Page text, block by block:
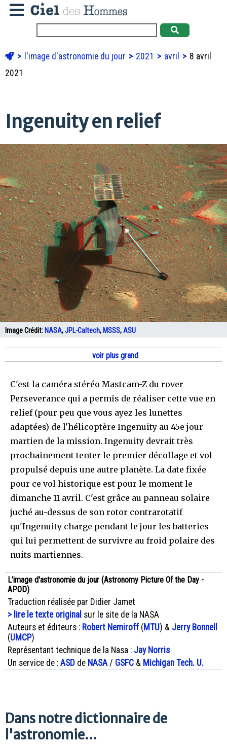
l'image d'astronomie du jour 2021 avril
8 avril
2021
Ingenuity en relief
Image Crédit: NASA,JPL-Caltech, MSSS,ASU
voir plus grand
C'est la caméra stéréo Mastcam-Z du rover
Perseverance qui a permis de réaliser cette vue en
relief (pour peu que vous ayez les lunettes
adaptées) de l'hélicoptère Ingenuity au 45e jour
martien de la mission. Ingenuity devrait très
prochainement tenter le premier décollage et vol
propulsé depuis une autre planète. La date fixée
pour ce vol historique est pour le moment le
dimanche 11 avril. C'est grâce au panneau solaire
juché au-dessus de son rotor contrarotatif
qu'Ingenuity charge pendant le jour les batteries
qui lui permettent de survivre au froid polaire des
nuits martiennes.
L'image d'astronomie du jour (Astronomy Picture Of the Day -
APOD)
Traduction réalisée par Didier Jamet
> lire le texte original sur le site de la NASA
Auteurs et éditeurs : Robert Nemiroff(MTU) & Jerry Bonnell
(UMCP)
Représentant technique de la Nasa : Jay Norris
Un service de : ASD de NASA / GSFC & Michigan Tech. U.
Dans notre dictionnaire de
l'astronomie...